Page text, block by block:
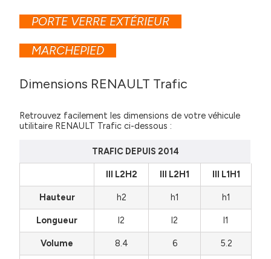
PORTE VERRE EXTÉRIEUR
MARCHEPIED
Dimensions RENAULT Trafic
Retrouvez facilement les dimensions de votre véhicule
utilitaire RENAULT Trafic ci-dessous :
TRAFIC DEPUIS 2014
III L2H2 III L2H1 III L1H1
Hauteur h2 h1 h1
Longueur l2 l2 l1
Volume 8.4 6 5.2